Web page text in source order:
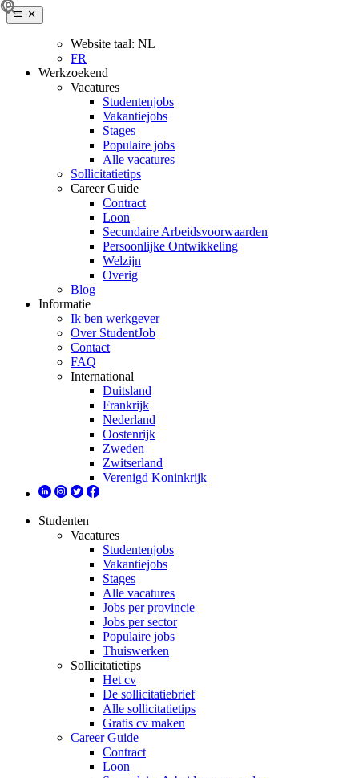
Website taal: NL
FR
Werkzoekend
Vacatures
Studentenjobs
Vakantiejobs
Stages
Populaire jobs
Alle vacatures
Sollicitatietips
Career Guide
Contract
Loon
Secundaire Arbeidsvoorwaarden
Persoonlijke Ontwikkeling
Welzijn
Overig
Blog
Informatie
Ik ben werkgever
Over StudentJob
Contact
FAQ
International
Duitsland
Frankrijk
Nederland
Oostenrijk
Zweden
Zwitserland
Verenigd Koninkrijk
Studenten
Vacatures
Studentenjobs
Vakantiejobs
Stages
Alle vacatures
Jobs per provincie
Jobs per sector
Populaire jobs
Thuiswerken
Sollicitatietips
Het cv
De sollicitatiebrief
Alle sollicitatietips
Gratis cv maken
Career Guide
Contract
Loon